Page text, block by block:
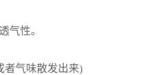
气性。
者气味散发出来)